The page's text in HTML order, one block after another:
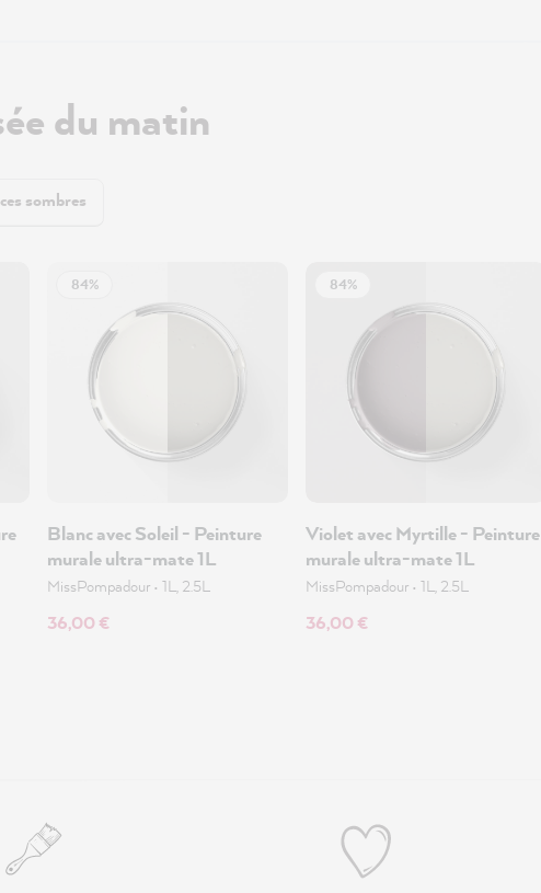
du matin
sombres
84%
Blanc avec Soleil - Peinture
murale ultra-mate 1L
MissPompadour • 1L, 2.5L
36,00 €
84%
Violet avec Myrtille - Peinture
murale ultra-mate 1L
MissPompadour • 1L, 2.5L
36,00 €